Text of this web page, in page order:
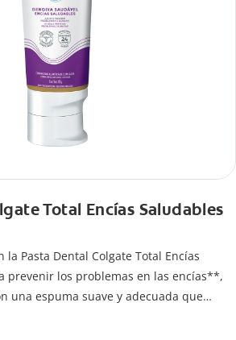
Total Encías Saludables
la Pasta Dental Colgate Total Encías
prevenir los problemas en las encías**,
una espuma suave y adecuada que